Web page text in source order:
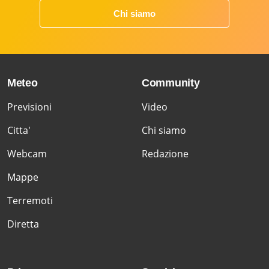
Chi siamo
Meteo
Previsioni
Citta'
Webcam
Mappe
Terremoti
Diretta
Community
Video
Chi siamo
Redazione